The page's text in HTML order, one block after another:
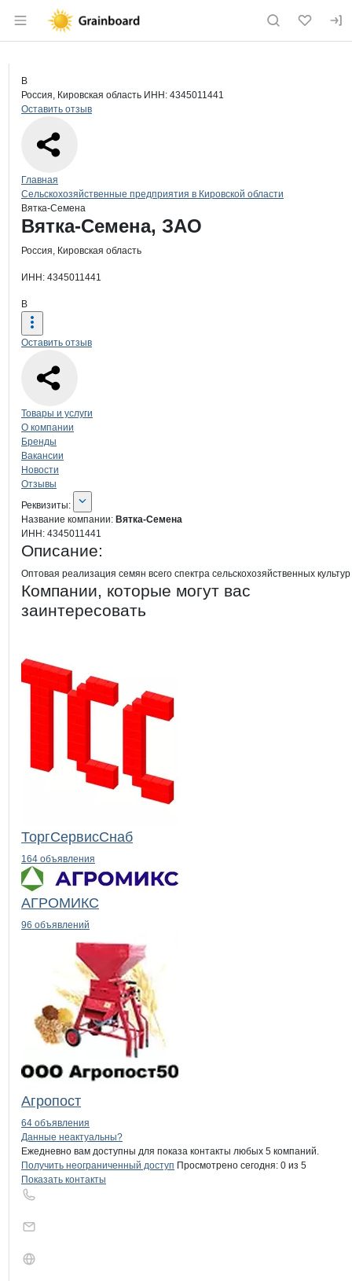
Раздел навигации по сайту
Страница компании
Страница компании
Краткая информация о компании
В
Россия, Кировская область ИНН: 4345011441
Оставить отзыв
Навигация по сайту
Главная
Сельскохозяйственные предприятия в Кировской области
Вятка-Семена
Основная информация о компании
Вятка-Семена, ЗАО
Россия, Кировская область
ИНН: 4345011441
В
Оставить отзыв
Навигация по странице
Товары и услуги
О компании
Бренды
Вакансии
Новости
Отзывы
О компании
Реквизиты
Реквизиты:
Название компании: Вятка-Семена
ИНН: 4345011441
Описание:
Оптовая реализация семян всего спектра сельскохозяйственных культур
Компании, которые могут вас
заинтересовать
ТоргСервисСнаб
164 объявления
АГРОМИКС
96 объявлений
Агропост
64 объявления
Контактыкомпании
+7(800)000-00-..
Данные неактуальны?
Ежедневно вам доступны для показа контакты любых 5 компаний.
Получить неограниченный доступ Просмотрено сегодня: 0 из 5
Показать контакты